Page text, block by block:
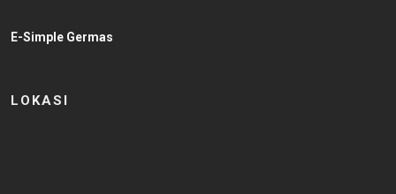
E-Simple Germas
LOKASI